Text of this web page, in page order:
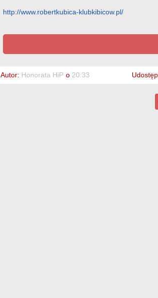
http://www.robertkubica-klubkibicow.pl/
Autor: Honorata HiP o20:33